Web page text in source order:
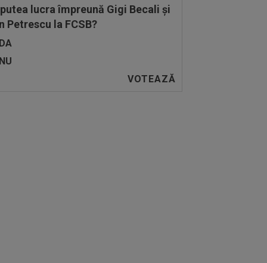
lucra împreună Gigi Becali și
Petrescu la FCSB?
DA
NU